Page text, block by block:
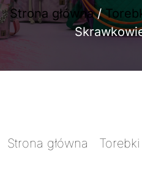
Strona główna/
Strona główna Torebki